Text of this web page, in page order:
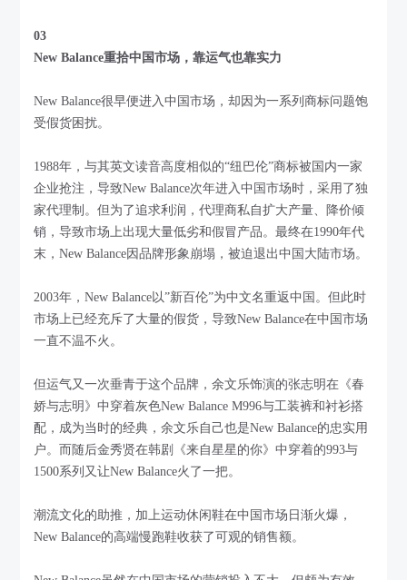
03
New Balance重拾中国市场 ，靠运气也靠实力
New Balance很早便进入中国市场，却因为一系列商标问题饱
受假货困扰。
1988年，与其英文读音高度相似的“纽巴伦”商标被国内一家
企业抢注，导致New Balance次年进入中国市场时，采用了独
家代理制。但为了追求利润，代理商私自扩大产量、降价倾
销，导致市场上出现大量低劣和假冒产品。最终在1990年代
末，New Balance因品牌形象崩塌，被迫退出中国大陆市场。
2003年，New Balance以”新百伦”为中文名重返中国。但此时
市场上已经充斥了大量的假货，导致New Balance在中国市场
一直不温不火。
但运气又一次垂青于这个品牌，余文乐饰演的张志明在《春
娇与志明》中穿着灰色New Balance M996与工装裤和衬衫搭
配，成为当时的经典，余文乐自己也是New Balance的忠实用
户。而随后金秀贤在韩剧《来自星星的你》中穿着的993与
1500系列又让New Balance火了一把。
潮流文化的助推，加上运动休闲鞋在中国市场日渐火爆，
New Balance的高端慢跑鞋收获了可观的销售额。